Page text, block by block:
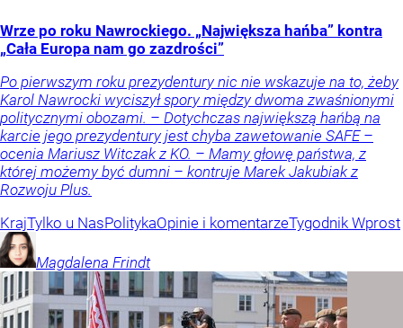
Wrze po roku Nawrockiego. „Największa hańba” kontra
„Cała Europa nam go zazdrości”
Po pierwszym roku prezydentury nic nie wskazuje na to, żeby
Karol Nawrocki wyciszył spory między dwoma zwaśnionymi
politycznymi obozami. – Dotychczas największą hańbą na
karcie jego prezydentury jest chyba zawetowanie SAFE –
ocenia Mariusz Witczak z KO. – Mamy głowę państwa, z
której możemy być dumni – kontruje Marek Jakubiak z
Rozwoju Plus.
KrajTylko u NasPolitykaOpinie i komentarzeTygodnik Wprost
Magdalena Frindt